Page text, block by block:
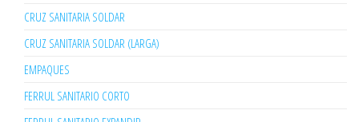
CRUZ SANITARIA SOLDAR
CRUZ SANITARIA SOLDAR (LARGA)
EMPAQUES
FERRUL SANITARIO CORTO